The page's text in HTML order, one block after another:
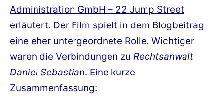
Administration GmbH – 22 Jump Street
erläutert. Der Film spielt in dem Blogbeitrag
eine eher untergeordnete Rolle. Wichtiger
waren die Verbindungen zu Rechtsanwalt
Daniel Sebastian. Eine kurze
Zusammenfassung: